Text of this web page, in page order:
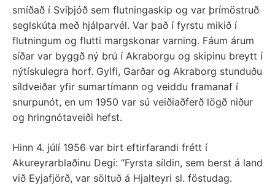
smíðað í Svíþjóð sem flutningaskip og var þrímöstruð
seglskúta með hjálparvél. Var það í fyrstu mikið í
flutningum og flutti margskonar varning. Fáum árum
síðar var byggð ný brú í Akraborgu og skipinu breytt í
nýtískulegra horf. Gylfi, Garðar og Akraborg stunduðu
síldveiðar yfir sumartímann og veiddu framanaf í
snurpunót, en um 1950 var sú veiðiaðferð lögð niður
og hringnótaveiði hefst.
Hinn 4. júlí 1956 var birt eftirfarandi frétt í
Akureyrarblaðinu Degi: “Fyrsta síldin, sem berst á land
við Eyjafjörð, var söltuð á Hjalteyri sl. föstudag.